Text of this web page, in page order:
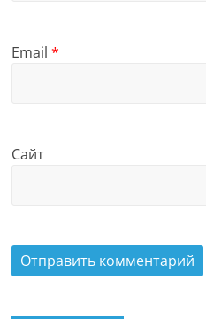
Email*
Сайт